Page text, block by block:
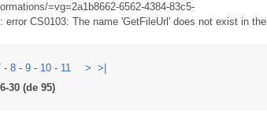
=vg=2a1b8662-6562-4384-83c5-
CS0103: The name 'GetFileUrl' does not exist in the
- 8- 9- 10- 11 > >|
30 (de 95)